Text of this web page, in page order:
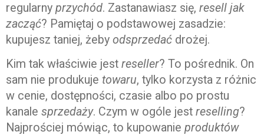
regularny przychód. Zastanawiasz się, resell jak
zacząć? Pamiętaj o podstawowej zasadzie:
kupujesz taniej, żeby odsprzedać drożej.
Kim tak właściwie jest reseller? To pośrednik. On
sam nie produkuje towaru, tylko korzysta z różnic
w cenie, dostępności, czasie albo po prostu
kanale sprzedaży. Czym w ogóle jest reselling?
Najprościej mówiąc, to kupowanie produktów